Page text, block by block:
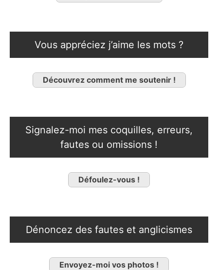
Vous appréciez j’aime les mots ?
Découvrez comment me soutenir !
Signalez-moi mes coquilles, erreurs,
fautes ou omissions !
Défoulez-vous !
Dénoncez des fautes et anglicismes
Envoyez-moi vos photos !